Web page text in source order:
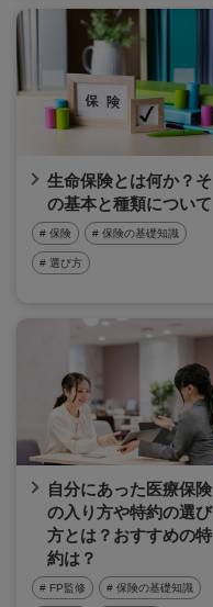
生命保険とは何か？そ
の基本と種類について
# 保険 # 保険の基礎知識
# 選び方
自分にあった医療保険
の入り方や特約の選び
方とは？おすすめの特
約は？
# FP監修 # 保険の基礎知識